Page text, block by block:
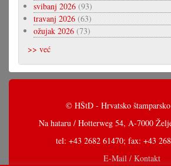
svibanj 2026 (93)
travanj 2026 (63)
ožujak 2026 (73)
>> već
© HŠtD - Hrvatsko
Na hataru / Hotterweg 54, A-7000
tel: +43 2682 61470; fax: +43
E-Mail / Kontakt